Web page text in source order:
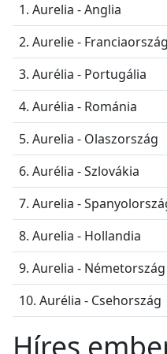
1. Aurelia - Anglia
2. Aurelie - Franciaország
3. Aurélia - Portugália
4. Aurélia - Románia
5. Aurelia - Olaszország
6. Aurélia - Szlovákia
7. Aurelia -
8. Aurelia - Hollandia
9. Aurelia - Németország
10. Aurélia - Csehország
Híres